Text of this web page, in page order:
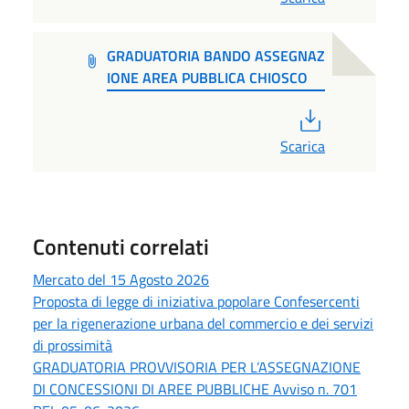
GRADUATORIA BANDO ASSEGNAZ
IONE AREA PUBBLICA CHIOSCO
Scarica
Contenuti correlati
Mercato del 15 Agosto 2026
Proposta di legge di iniziativa popolare Confesercenti
per la rigenerazione urbana del commercio e dei servizi
di prossimità
GRADUATORIA PROVVISORIA PER L’ASSEGNAZIONE
DI CONCESSIONI DI AREE PUBBLICHE Avviso n. 701